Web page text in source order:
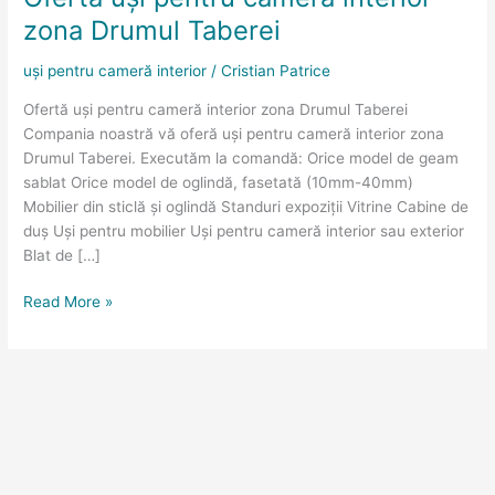
zona Drumul Taberei
uși pentru cameră interior /Cristian Patrice
Ofertă uși pentru cameră interior zona Drumul Taberei
Compania noastră vă oferă uși pentru cameră interior zona
Drumul Taberei. Executăm la comandă: Orice model de geam
sablat Orice model de oglindă, fasetată (10mm-40mm)
Mobilier din sticlă și oglindă Standuri expoziții Vitrine Cabine de
duș Uși pentru mobilier Uși pentru cameră interior sau exterior
Blat de […]
interior
zona
Taberei
Read More »